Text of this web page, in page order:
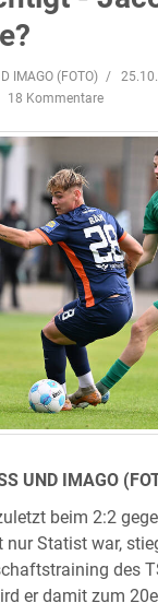
IMAGO (FOTO)
18 Kommentare
UND IMAGO
beim 2:2
nur Statist war,
des
er damit zum